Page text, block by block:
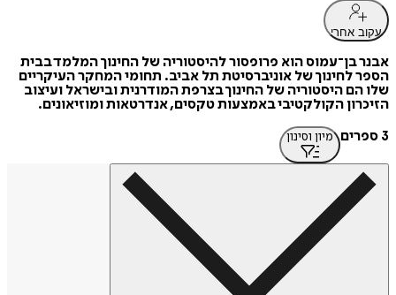
עקוב אחרי
אבנר בן־עמוס הוא פרופסור להיסטוריה של החינוך המלמד בבית
הספר לחינוך של אוניברסיטת תל אביב. תחומי המחקר העיקריים
שלו הם היסטוריה של החינוך בצרפת המודרנית ובישראל ועיצוב
הזיכרון הקולקטיבי באמצעות טקסים, אנדרטאות ומוזיאונים.
3 ספרים
מיון וסינון